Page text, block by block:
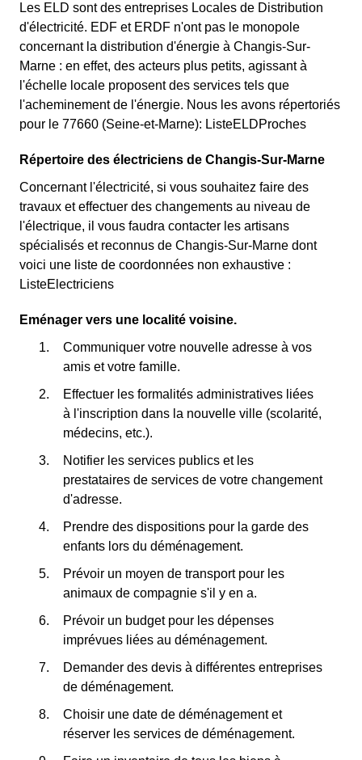
Les ELD sont des entreprises Locales de Distribution
d'électricité. EDF et ERDF n'ont pas le monopole
concernant la distribution d'énergie à Changis-Sur-
Marne : en effet, des acteurs plus petits, agissant à
l'échelle locale proposent des services tels que
l'acheminement de l'énergie. Nous les avons répertoriés
pour le 77660 (Seine-et-Marne): ListeELDProches
Répertoire des électriciens de Changis-Sur-Marne
Concernant l'électricité, si vous souhaitez faire des
travaux et effectuer des changements au niveau de
l'électrique, il vous faudra contacter les artisans
spécialisés et reconnus de Changis-Sur-Marne dont
voici une liste de coordonnées non exhaustive :
ListeElectriciens
Eménager vers une localité voisine.
Communiquer votre nouvelle adresse à vos
amis et votre famille.
Effectuer les formalités administratives liées
à l'inscription dans la nouvelle ville (scolarité,
médecins, etc.).
Notifier les services publics et les
prestataires de services de votre changement
d'adresse.
Prendre des dispositions pour la garde des
enfants lors du déménagement.
Prévoir un moyen de transport pour les
animaux de compagnie s'il y en a.
Prévoir un budget pour les dépenses
imprévues liées au déménagement.
Demander des devis à différentes entreprises
de déménagement.
Choisir une date de déménagement et
réserver les services de déménagement.